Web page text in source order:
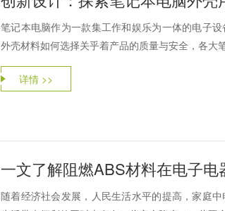
笔记本电脑作为一款集工作和娱乐为一体的电子
外壳材料如何选择关乎着产品的质量与安全，各大
详情 >>
一文了解阻燃ABS材料在电子电
随着经济社会发展，人民生活水平的提高，家庭